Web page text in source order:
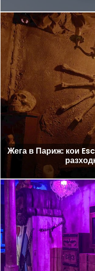
Жега в Париж: кои